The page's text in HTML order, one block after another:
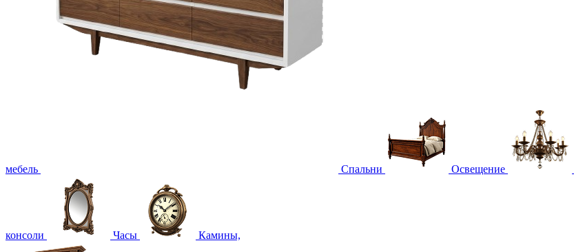
мебель Спальни Освещение
консоли Часы Камины,